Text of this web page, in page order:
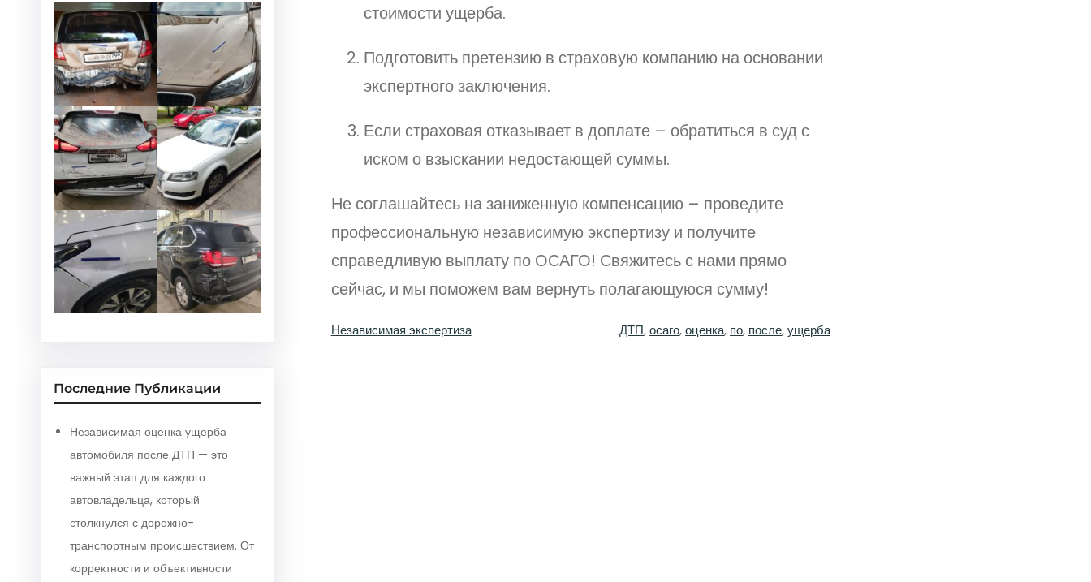
Последние Публикации
Независимая оценка ущерба
автомобиля после ДТП — это
важный этап для каждого
автовладельца, который
столкнулся с дорожно-
транспортным происшествием. От
корректности и объективности
стоимости ущерба.
Подготовить претензию в страховую компанию на основании
экспертного заключения.
Если страховая отказывает в доплате – обратиться в суд с
иском о взыскании недостающей суммы.
Не соглашайтесь на заниженную компенсацию – проведите
профессиональную независимую экспертизу и получите
справедливую выплату по ОСАГО! Свяжитесь с нами прямо
сейчас, и мы поможем вам вернуть полагающуюся сумму!
Независимая экспертиза ДТП, осаго, оценка, по, после, ущерба